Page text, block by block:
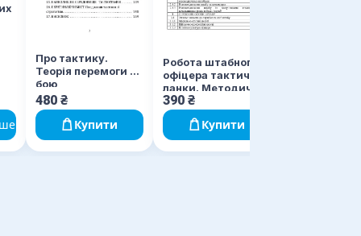
Про тактику.
Теорія перемоги в
бою
480 ₴
Купити
Робота штабного
офіцера тактичної
ланки. Методичні
рекомендації
390 ₴
Купити